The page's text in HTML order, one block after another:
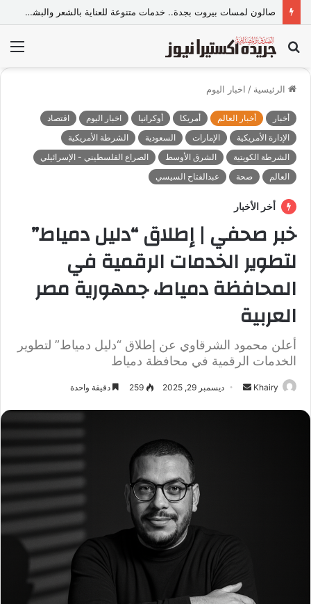
صالون لمسات بيروت بجدة.. خدمات متنوعة للعناية بالشعر والبشرة وإطلالة المرأة
بحث
عن
الرئيسية / اخبار اليوم
أخبار أخبار العالم أمريكا أوكرانيا اخبار اليوم
اقتصاد
الإدارة الأمريكية
الإمارات السعودية
الشرطة الأمريكية
الشرطة الكويتية
الشرق الأوسط
الصراع الفلسطيني - الإسرائيلي
العالم
صحة عبدالفتاح السيسي
أخر الأخبار
خبر صحفي | إطلاق “دليل دمياط”
لتطوير الخدمات الرقمية في
المحافظة دمياط، جمهورية مصر
العربية
أعلن محمود الشرقاوي عن إطلاق “دليل دمياط” لتطوير
الخدمات الرقمية في محافظة دمياط
Khairy
ت
ديسمبر 29, 2025 259 دقيقة واحدة